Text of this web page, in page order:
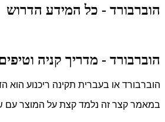
הוברבורד - כל המידע הדרוש
הוברבורד - מדריך קניה וטיפים
הוברבורד או בעברית תקינה ריכנוע הוא
במאמר קצר זה נלמד קצת על המוצר עם